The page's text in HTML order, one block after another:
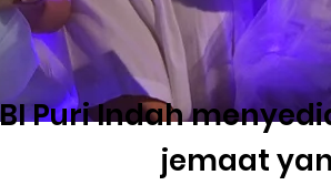
Puri Indah
jemaat